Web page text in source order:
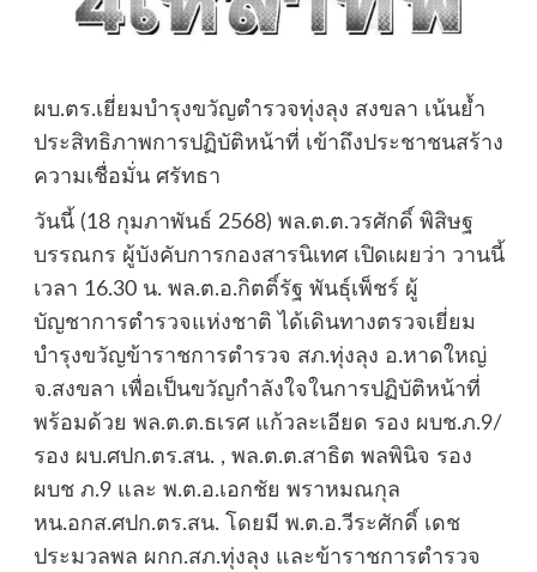
ผบ.ตร.เยี่ยมบำรุงขวัญตำรวจทุ่งลุง สงขลา เน้นย้ำ
ประสิทธิภาพการปฏิบัติหน้าที่ เข้าถึงประชาชนสร้าง
ความเชื่อมั่น ศรัทธา
วันนี้ (18 กุมภาพันธ์ 2568) พล.ต.ต.วรศักดิ์ พิสิษฐ
บรรณกร ผู้บังคับการกองสารนิเทศ เปิดเผยว่า วานนี้
เวลา 16.30 น. พล.ต.อ.กิตติ์รัฐ พันธุ์เพ็ชร์ ผู้
บัญชาการตำรวจแห่งชาติ ได้เดินทางตรวจเยี่ยม
บำรุงขวัญข้าราชการตำรวจ สภ.ทุ่งลุง อ.หาดใหญ่
จ.สงขลา เพื่อเป็นขวัญกำลังใจในการปฏิบัติหน้าที่
พร้อมด้วย พล.ต.ต.ธเรศ แก้วละเอียด รอง ผบช.ภ.9/
รอง ผบ.ศปก.ตร.สน. , พล.ต.ต.สาธิต พลพินิจ รอง
ผบช ภ.9 และ พ.ต.อ.เอกชัย พราหมณกุล
หน.อกส.ศปก.ตร.สน. โดยมี พ.ต.อ.วีระศักดิ์ เดช
ประมวลพล ผกก.สภ.ทุ่งลุง และข้าราชการตำรวจ